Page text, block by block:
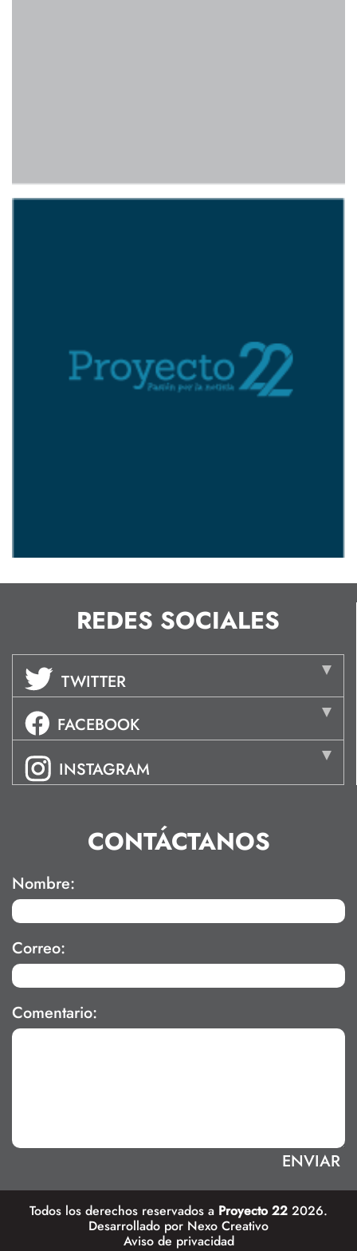
REDES SOCIALES
TWITTER
FACEBOOK
INSTAGRAM
CONTÁCTANOS
Nombre:
Correo:
Comentario:
Todos los derechos reservados a Proyecto 22 2026.
Desarrollado por Nexo Creativo
Aviso de privacidad